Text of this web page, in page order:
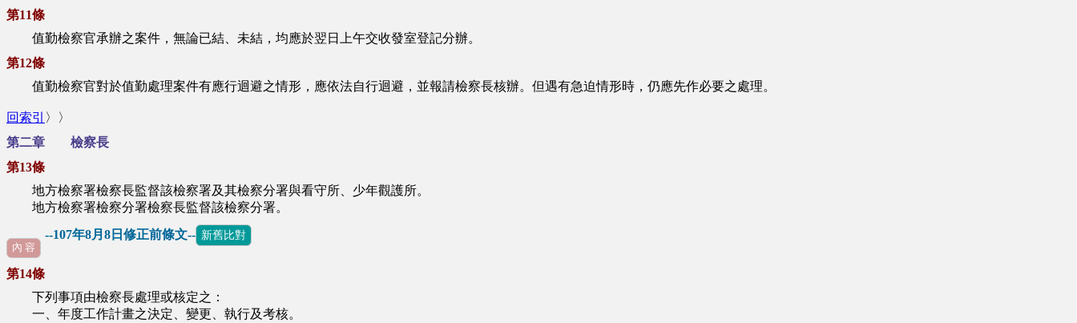
第11條
值勤檢察官承辦之案件，無論已結、未結，均應於翌日上午交收發室登記分辦。
第12條
值勤檢察官對於值勤處理案件有應行迴避之情形，應依法自行迴避，並報請檢察長核辦。但遇有急迫情形時，仍應先作必要之處理。
回索引 〉〉
第二章 檢察長
第13條
地方檢察署檢察長監督該檢察署及其檢察分署與看守所、少年觀護所。
地方檢察署檢察分署檢察長監督該檢察分署。
--107年8月8日修正前條文-- 新舊比對
內 容
第14條
下列事項由檢察長處理或核定之：
一、年度工作計畫之決定、變更、執行及考核。